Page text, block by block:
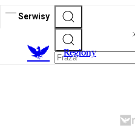
Serwisy
Regiony